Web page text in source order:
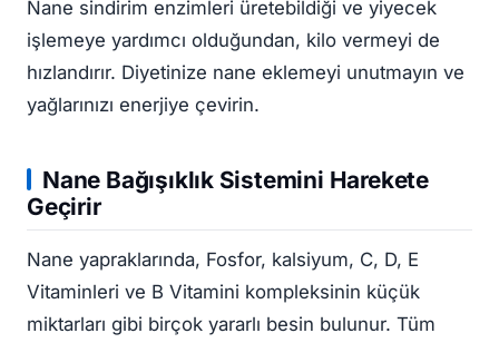
Nane sindirim enzimleri üretebildiği ve yiyecek
işlemeye yardımcı olduğundan, kilo vermeyi de
hızlandırır. Diyetinize nane eklemeyi unutmayın ve
yağlarınızı enerjiye çevirin.
Nane Bağışıklık Sistemini Harekete
Geçirir
Nane yapraklarında, Fosfor, kalsiyum, C, D, E
Vitaminleri ve B Vitamini kompleksinin küçük
miktarları gibi birçok yararlı besin bulunur. Tüm